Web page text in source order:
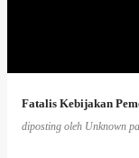
Fatalis Kebijakan
diposting oleh Unknown